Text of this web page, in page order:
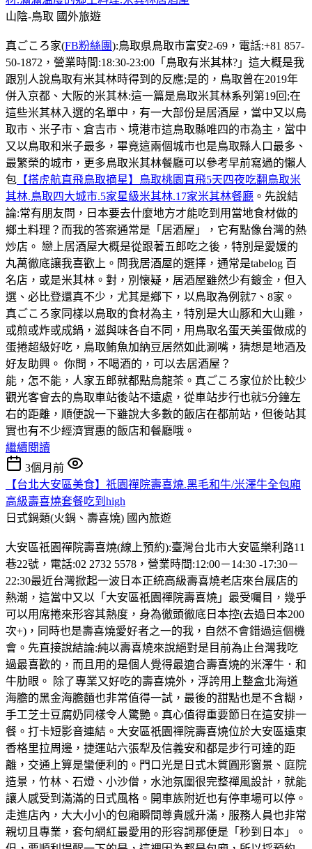
山陰-鳥取 國外旅遊
真ごころ家(FB粉絲團):鳥取県鳥取市富安2-69，電話:+81 857-
50-1872，營業時間:18:30-23:00「鳥取有米其林?」這大概是我
跟別人說鳥取有米其林時得到的反應;是的，鳥取曾在2019年
併入京都、大阪的米其林:這一篇是鳥取米其林系列第19回;在
這些米其林入選的名單中，有一大部份是居酒屋，當中又以鳥
取市、米子市、倉吉市、境港市這鳥取縣唯四的市為主，當中
又以鳥取和米子最多，畢竟這兩個城市也是鳥取縣人口最多、
最繁榮的城市，更多鳥取米其林餐廳可以參考早前寫過的懶人
包 【搭虎航直飛鳥取摘星】鳥取桃園直飛5天四夜吃翻鳥取米
其林.鳥取四大城市.5家星級米其林.17家米其林餐廳 。先說結
論:常有朋友問，日本要去什麼地方才能吃到用當地食材做的
鄉土料理？而我的答案通常是「居酒屋」，它有點像台灣的熱
炒店。 戀上居酒屋大概是從跟著五郎吃之後，特別是愛媛的
丸萬徹底讓我喜歡上。問我居酒屋的選擇，通常是tabelog 百
名店，或是米其林。對，別懐疑，居酒屋雖然少有鍍金，但入
選、必比登還真不少，尤其是鄉下，以鳥取為例就7、8家。
真ごころ家同樣以鳥取的食材為主，特別是大山豚和大山雞，
或煎或炸或成鍋，滋與味各自不同，用鳥取名蛋天美蛋做成的
蛋捲超級好吃，鳥取鲔魚加納豆居然如此涮嘴，猜想是地酒及
好友助興。 你問，不喝酒的，可以去居酒屋？
能，怎不能，人家五郎就都點烏龍茶。真ごころ家位於比較少
觀光客會去的鳥取車站後站不遠處，從車站步行也就5分鐘左
右的距離，順便說一下雖說大多數的飯店在都前站，但後站其
實也有不少經濟實惠的飯店和餐廳哦。
繼續閱讀
3個月前
【台北大安區美食】祇園禪院壽喜燒.黑毛和牛/米澤牛全包廂
高級壽喜燒套餐吃到high
日式鍋類(火鍋、壽喜燒) 國內旅遊
大安區祇園禪院壽喜燒(線上預約):臺灣台北市大安區樂利路11
巷22號，電話:02 2732 5578，營業時間:12:00－14:30 -17:30－
22:30最近台灣掀起一波日本正統高級壽喜燒老店來台展店的
熱潮，這當中又以「大安區祇園禪院壽喜燒」最受囑目，幾乎
可以用席捲來形容其熱度，身為徹頭徹底日本控(去過日本200
次+)，同時也是壽喜燒愛好者之一的我，自然不會錯過這個機
會。先直接說結論:純以壽喜燒來說絕對是目前為止台灣我吃
過最喜歡的，而且用的是個人覺得最適合壽喜燒的米澤牛．和
牛肋眼。 除了專業又好吃的壽喜燒外，浮誇用上整盒北海道
海膽的黑金海膽麵也非常值得一試，最後的甜點也是不含糊，
手工芝士豆腐奶同樣令人驚艷。真心值得重要節日在這安排一
餐。打卡短影音連結。大安區祇園禪院壽喜燒位於大安區遠東
香格里拉周邊，捷運站六張犁及信義安和都是步行可達的距
離，交通上算是蠻便利的。門口光是日式木質圓形窗景、庭院
造景，竹林、石燈、小沙僧，水池氛圍很完整禪風設計，就能
讓人感受到滿滿的日式風格。開車族附近也有停車場可以停。
走進店內，大大小小的包廂瞬間尊貴感升滿，服務人員也非常
親切且專業，套句網紅最愛用的形容詞那便是「秒到日本」。